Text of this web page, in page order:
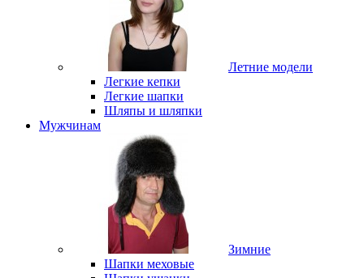
Летние модели
Легкие кепки
Легкие шапки
Шляпы и шляпки
Мужчинам
Зимние
Шапки меховые